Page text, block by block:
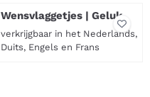
Wensvlaggetjes | Geluk
verkrijgbaar in het Nederlands,
Duits, Engels en Frans